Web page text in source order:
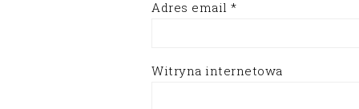
Adres email *
Witryna internetowa